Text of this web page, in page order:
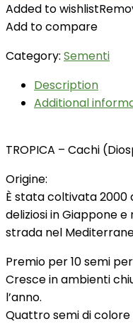
Added to wishlist
Add to compare
Category: Sementi
Description
Additional
TROPICA – Cachi
Origine:
È stata coltivata 2000
deliziosi in Giappone
strada nel
Premio per 10 semi
Cresce in ambienti
l’anno.
Quattro semi di